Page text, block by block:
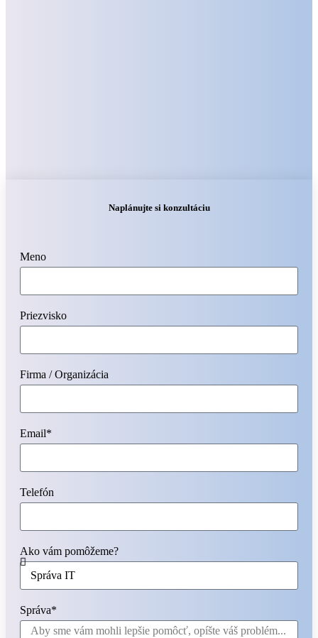
Naplánujte si konzultáciu
Meno
Priezvisko
Firma / Organizácia
Email*
Telefón
Ako vám pomôžeme?
Správa*